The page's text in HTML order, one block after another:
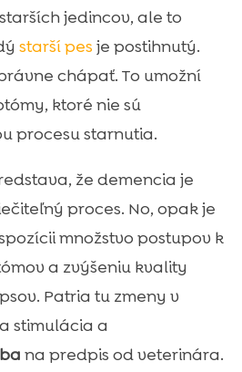
jedincov, ale to
starší pes je postihnutý.
chápať. To umožní
ktoré nie sú
procesu starnutia.
že demencia je
proces. No, opak je
množstvo postupov k
a zvýšeniu kvality
Patria tu zmeny v
stimulácia a
na predpis od veterinára.